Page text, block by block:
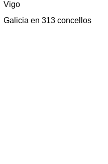
Vigo
Galicia en 313 concellos